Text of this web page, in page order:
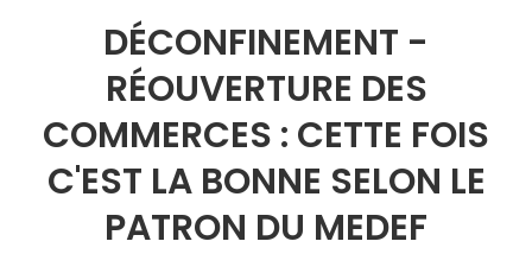
DÉCONFINEMENT -
RÉOUVERTURE DES
COMMERCES : CETTE FOIS
C'EST LA BONNE SELON LE
PATRON DU MEDEF